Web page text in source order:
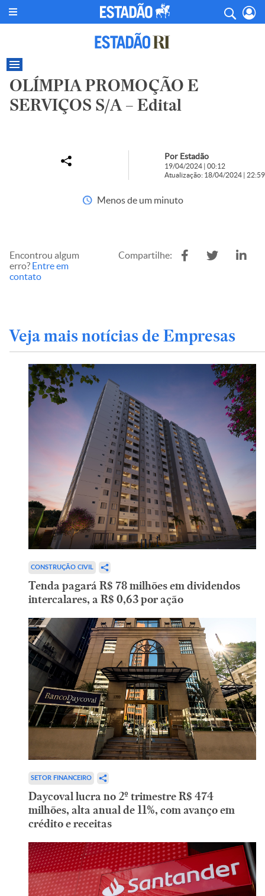
OLÍMPIA PROMOÇÃO E
SERVIÇOS S/A – Edital
Por Estadão
19/04/2024 | 00:12
Atualização: 18/04/2024 | 22:59
Menos de um minuto
Encontrou algum
erro? Entre em
contato
Compartilhe:
Veja mais notícias de Empresas
CONSTRUÇÃO CIVIL
Tenda pagará R$ 78 milhões em dividendos
intercalares, a R$ 0,63 por ação
SETOR FINANCEIRO
Daycoval lucra no 2º trimestre R$ 474
milhões, alta anual de 11%, com avanço em
crédito e receitas